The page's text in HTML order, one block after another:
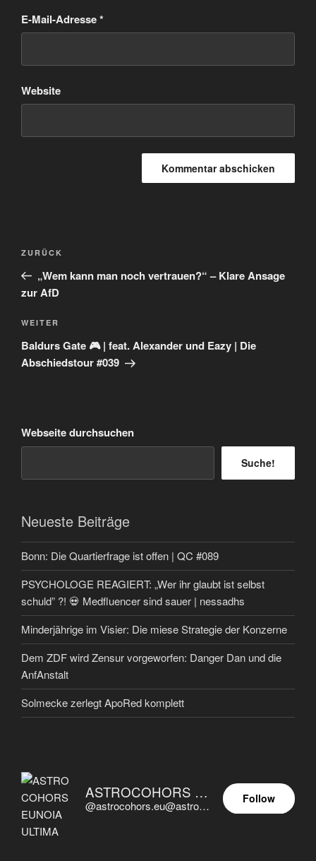
E-Mail-Adresse*
Website
Beitragsnavigation
Vorheriger
Beitrag
ZURÜCK
„Wem kann man noch vertrauen?“ – Klare Ansage
zur AfD
Nächster
Beitrag
WEITER
Baldurs Gate 🎮 | feat. Alexander und Eazy | Die
Abschiedstour #039
Webseite durchsuchen
Suche!
Neueste Beiträge
Bonn: Die Quartierfrage ist offen | QC #089
PSYCHOLOGE REAGIERT: „Wer ihr glaubt ist selbst
schuld” ?! 💀 Medfluencer sind sauer | nessadhs
Minderjährige im Visier: Die miese Strategie der Konzerne
Dem ZDF wird Zensur vorgeworfen: Danger Dan und die
AnfAnstalt
Solmecke zerlegt ApoRed komplett
ASTROCOHORS EUNOIA ULTIMA
@astrocohors.eu@astrocohors.eu
Follow